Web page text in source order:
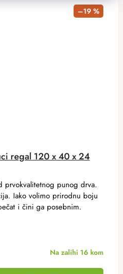
–19 %
regal 120 x 40 x 24
Na zalihi 16 kom
prvokvalitetnog punog drva.
Iako volimo prirodnu boju
i čini ga posebnim.